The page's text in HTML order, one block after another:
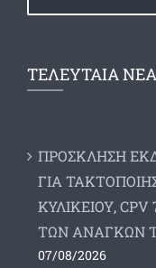
ΤΕΛΕΥΤΑΙΑ ΝΕΑ
ΠΡΟΣΚΛΗΣΗ
ΓΙΑ
ΚΥΛΙΚΕΙΟΥ,
ΤΩΝ ΑΝΑΓΚΩΝ
07/08/2026